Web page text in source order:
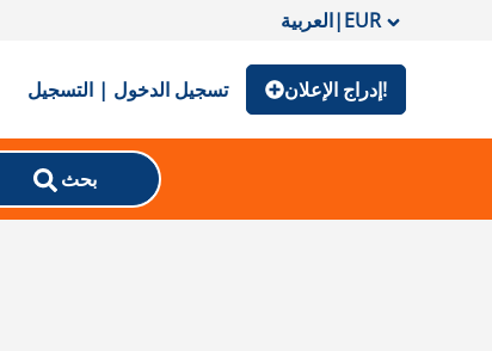
العربية|EUR
تسجيل الدخول | التسجيل إدراج الإعلان!
بحث